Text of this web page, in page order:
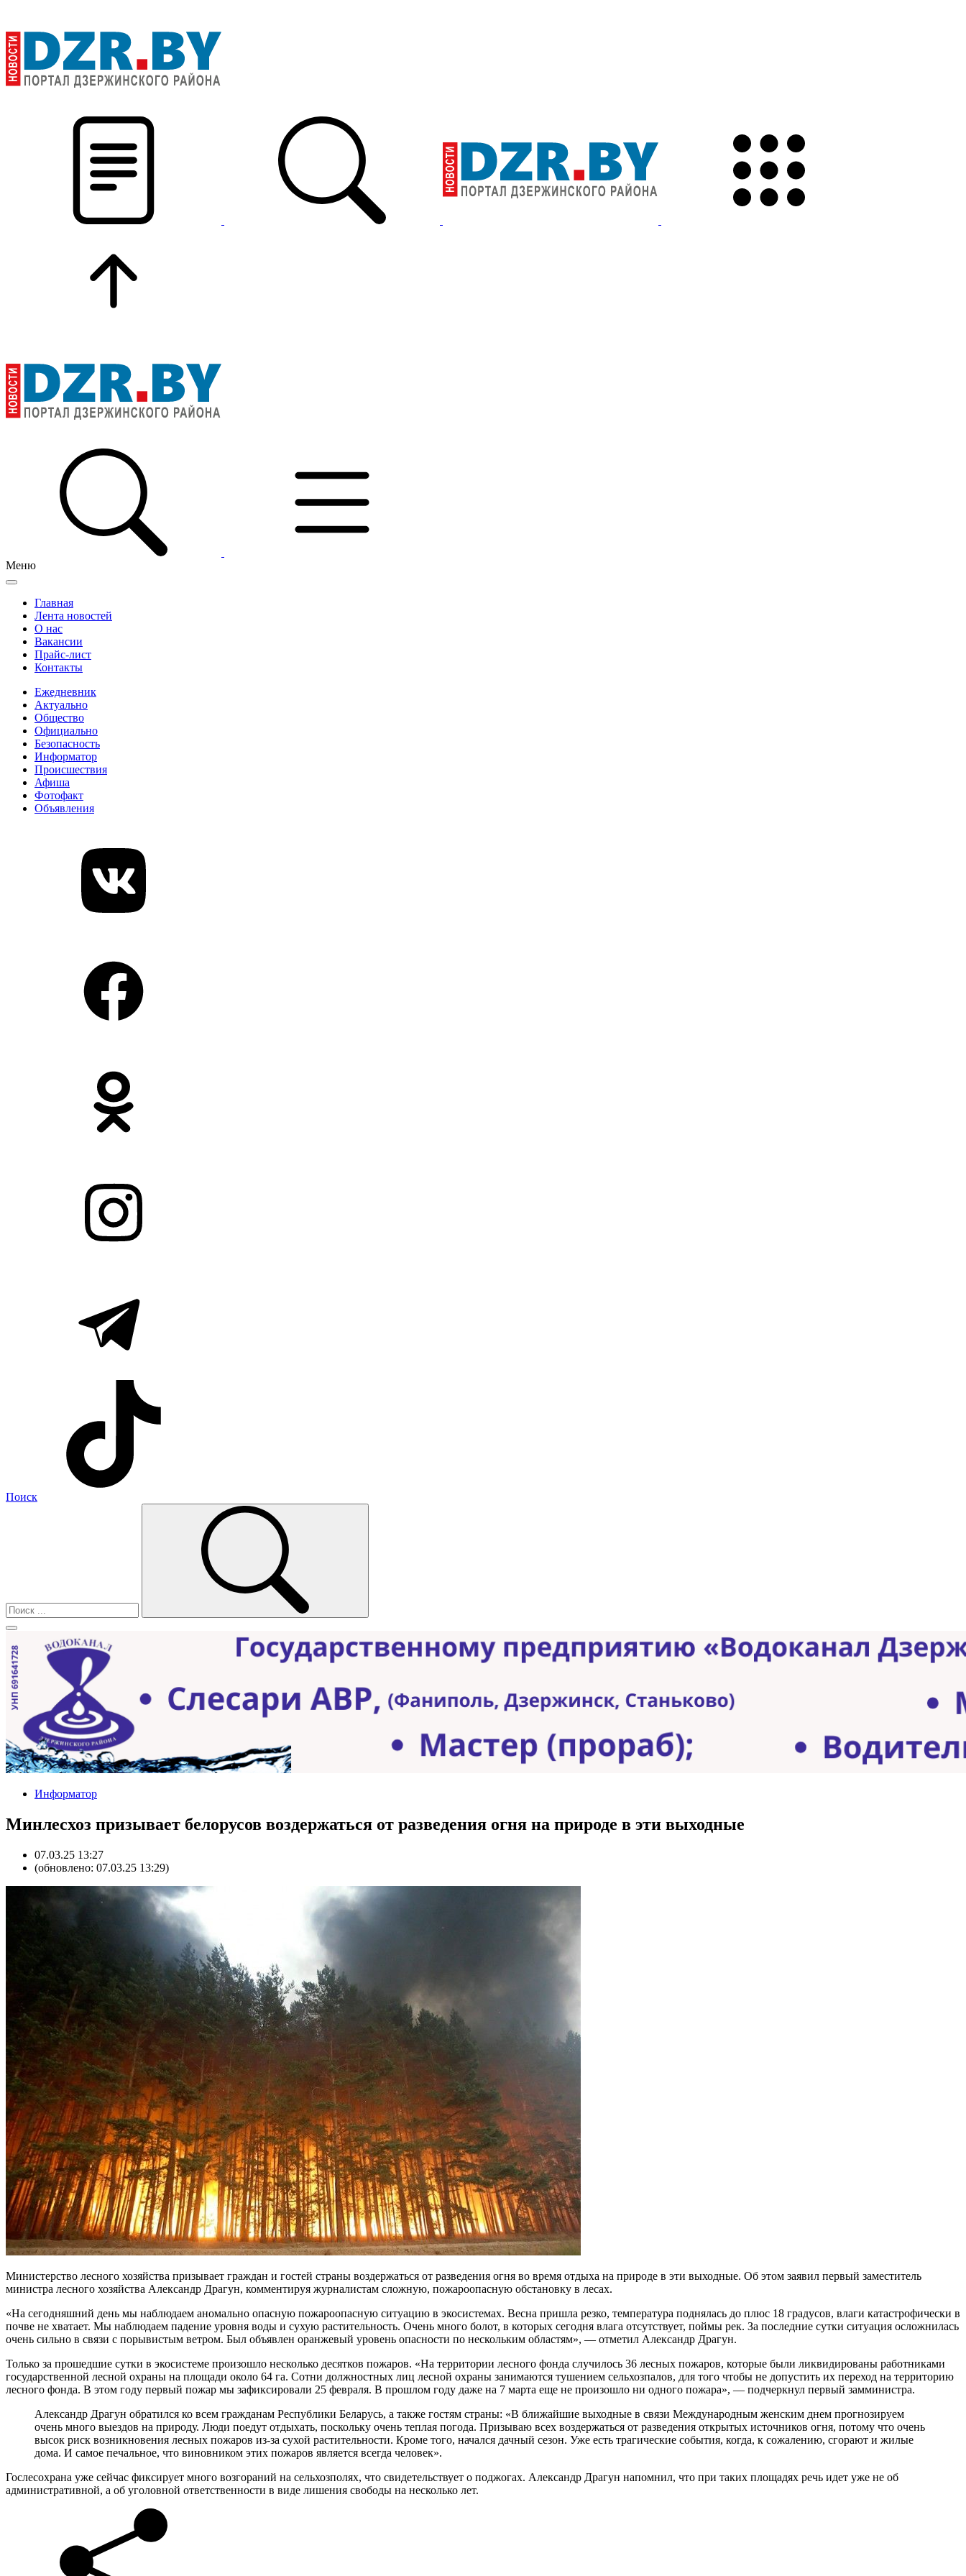
Меню
Главная
Лента новостей
О нас
Вакансии
Прайс-лист
Контакты
Ежедневник
Актуально
Общество
Официально
Безопасность
Информатор
Происшествия
Афиша
Фотофакт
Объявления
Поиск
Информатор
Минлесхоз призывает белорусов воздержаться от разведения огня на природе в эти выходные
07.03.25 13:27
(обновлено: 07.03.25 13:29)
Министерство лесного хозяйства призывает граждан и гостей страны воздержаться от разведения огня во время отдыха на природе в эти выходные. Об этом заявил первый заместитель
министра лесного хозяйства Александр Драгун, комментируя журналистам сложную, пожароопасную обстановку в лесах.
«На сегодняшний день мы наблюдаем аномально опасную пожароопасную ситуацию в экосистемах. Весна пришла резко, температура поднялась до плюс 18 градусов, влаги катастрофически в
почве не хватает. Мы наблюдаем падение уровня воды и сухую растительность. Очень много болот, в которых сегодня влага отсутствует, поймы рек. За последние сутки ситуация осложнилась
очень сильно в связи с порывистым ветром. Был объявлен оранжевый уровень опасности по нескольким областям», — отметил Александр Драгун.
Только за прошедшие сутки в экосистеме произошло несколько десятков пожаров. «На территории лесного фонда случилось 36 лесных пожаров, которые были ликвидированы работниками
государственной лесной охраны на площади около 64 га. Сотни должностных лиц лесной охраны занимаются тушением сельхозпалов, для того чтобы не допустить их переход на территорию
лесного фонда. В этом году первый пожар мы зафиксировали 25 февраля. В прошлом году даже на 7 марта еще не произошло ни одного пожара», — подчеркнул первый замминистра.
Александр Драгун обратился ко всем гражданам Республики Беларусь, а также гостям страны: «В ближайшие выходные в связи Международным женским днем прогнозируем
очень много выездов на природу. Люди поедут отдыхать, поскольку очень теплая погода. Призываю всех воздержаться от разведения открытых источников огня, потому что очень
высок риск возникновения лесных пожаров из-за сухой растительности. Кроме того, начался дачный сезон. Уже есть трагические события, когда, к сожалению, сгорают и жилые
дома. И самое печальное, что виновником этих пожаров является всегда человек».
Гослесохрана уже сейчас фиксирует много возгораний на сельхозполях, что свидетельствует о поджогах. Александр Драгун напомнил, что при таких площадях речь идет уже не об
административной, а об уголовной ответственности в виде лишения свободы на несколько лет.